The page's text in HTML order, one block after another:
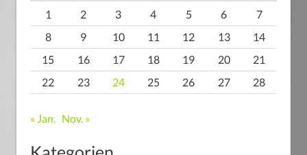
1 2 3 4 5 6
7
8
9 10 11 12 13
14
15
16 17 18 19 20
21
22
23 24 25 26 27 28
« Jan. Nov. »